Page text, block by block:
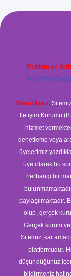
elexbetgiris.org
Reklam ve
Yasal Uyarı:
İletişim Kurumu
hizmet
denetleme veya
üyelerimiz
üye olarak bu
herhangi bir
paylaşılmaktadır.
olup, gerçek
Gerçek kurum
Sitemiz, kar
platformudur.
düşündüğünüz
bildirmeniz